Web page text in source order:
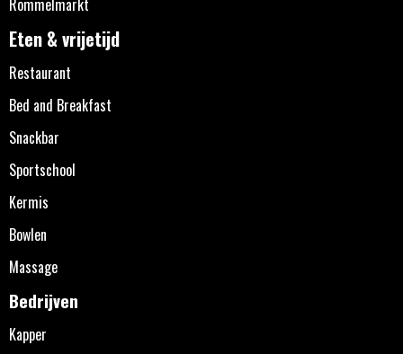
Rommelmarkt
Eten & vrijetijd
Restaurant
Bed and Breakfast
Snackbar
Sportschool
Kermis
Bowlen
Massage
Bedrijven
Kapper